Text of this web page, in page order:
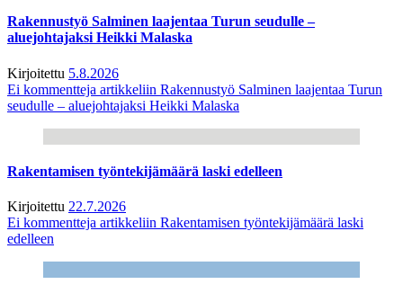
Rakennustyö Salminen laajentaa Turun seudulle –
aluejohtajaksi Heikki Malaska
Kirjoitettu 5.8.2026
Ei kommentteja artikkeliin Rakennustyö Salminen laajentaa Turun
seudulle – aluejohtajaksi Heikki Malaska
Rakentamisen työntekijämäärä laski edelleen
Kirjoitettu 22.7.2026
Ei kommentteja artikkeliin Rakentamisen työntekijämäärä laski
edelleen